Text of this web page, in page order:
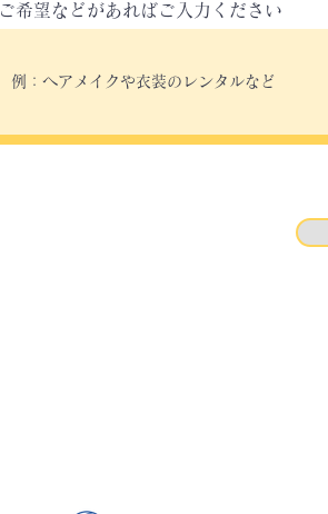
ご希望などがあればご入力ください